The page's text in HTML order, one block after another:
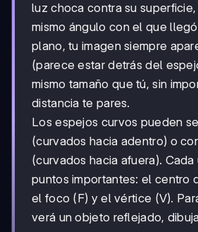
luz choca contra su
mismo ángulo con el que
plano, tu imagen siempre
(parece estar detrás del
mismo tamaño que tú, sin
distancia te pares.
Los espejos curvos pueden
(curvados hacia adentro) o
(curvados hacia afuera).
puntos importantes: el centro
el foco (F) y el vértice (V).
verá un objeto reflejado,